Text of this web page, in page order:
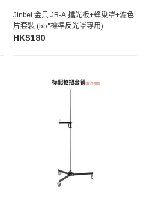
Jinbei 金貝 JB-A 擋光板+蜂巢罩+濾色
片套裝 (55°標準反光罩專用)
HK$180